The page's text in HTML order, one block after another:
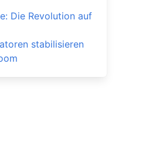
Die Revolution auf
stabilisieren